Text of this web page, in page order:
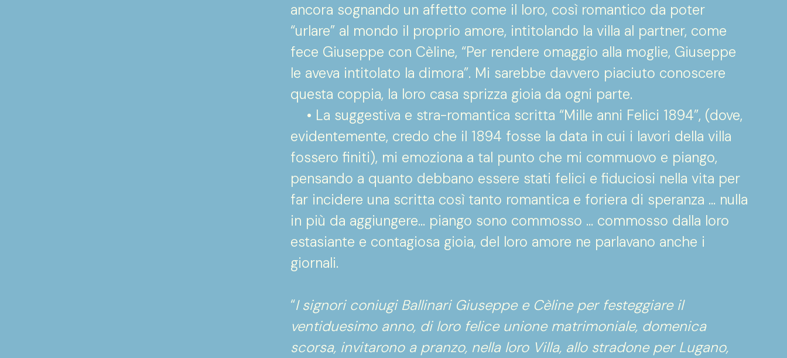
ancora sognando un affetto come il loro, così romantico da poter
“urlare” al mondo il proprio amore, intitolando la villa al partner, come
fece Giuseppe con Cèline, “Per rendere omaggio alla moglie, Giuseppe
le aveva intitolato la dimora”. Mi sarebbe davvero piaciuto conoscere
questa coppia, la loro casa sprizza gioia da ogni parte.
• La suggestiva e stra-romantica scritta “Mille anni Felici 1894”, (dove,
evidentemente, credo che il 1894 fosse la data in cui i lavori della villa
fossero finiti), mi emoziona a tal punto che mi commuovo e piango,
pensando a quanto debbano essere stati felici e fiduciosi nella vita per
far incidere una scritta così tanto romantica e foriera di speranza … nulla
in più da aggiungere… piango sono commosso … commosso dalla loro
estasiante e contagiosa gioia, del loro amore ne parlavano anche i
giornali.
“I signori coniugi Ballinari Giuseppe e Cèline per festeggiare il
ventiduesimo anno, di loro felice unione matrimoniale, domenica
scorsa, invitarono a pranzo, nella loro Villa, allo stradone per Lugano,